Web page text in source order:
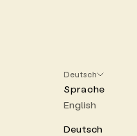
Deutsch
Sprache
English
Deutsch